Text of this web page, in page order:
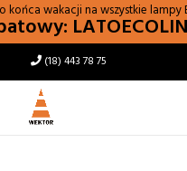
końca wakacji na wszystkie lampy
(18) 443 78 75